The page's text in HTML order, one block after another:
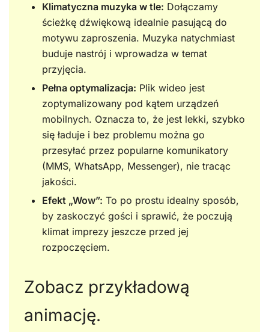
Klimatyczna muzyka w tle: Dołączamy
ścieżkę dźwiękową idealnie pasującą do
motywu zaproszenia. Muzyka natychmiast
buduje nastrój i wprowadza w temat
przyjęcia.
Pełna optymalizacja: Plik wideo jest
zoptymalizowany pod kątem urządzeń
mobilnych. Oznacza to, że jest lekki, szybko
się ładuje i bez problemu można go
przesyłać przez popularne komunikatory
(MMS, WhatsApp, Messenger), nie tracąc
jakości.
Efekt „Wow”: To po prostu idealny sposób,
by zaskoczyć gości i sprawić, że poczują
klimat imprezy jeszcze przed jej
rozpoczęciem.
Zobacz przykładową
animację.